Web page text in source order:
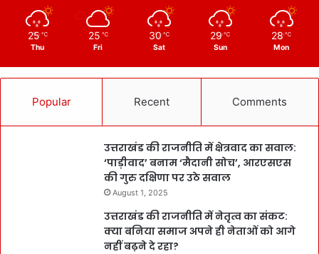
25 ℃
Thu
25 ℃
Fri
30 ℃
Sat
29 ℃
Sun
28 ℃
Mon
Popular Recent Comments
उत्तराखंड की राजनीति में क्षेत्रवाद का सवाल:
‘पाड़ीवाद’ बनाम ‘मैदानी सोच’, आरएसएस
की गुरु दक्षिणा पर उठे सवाल
August 1, 2025
उत्तराखंड की राजनीति में नेतृत्व का संकट:
क्या बनिया समाज अपने ही नेताओं को आगे
नहीं बढ़ने दे रहा?